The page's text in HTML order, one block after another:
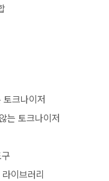
크나이저
는 토크나이저
이브러리